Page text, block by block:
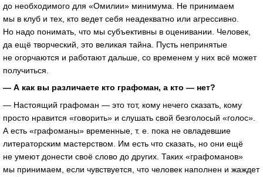
до необходимого для «Омилии» минимума. Не принимаем
мы в клуб и тех, кто ведет себя неадекватно или агрессивно.
Но надо понимать, что мы субъективны в оценивании. Человек,
да ещё творческий, это великая тайна. Пусть непринятые
не огорчаются и работают дальше, со временем у них всё может
получиться.
— А как вы различаете кто графоман, а кто — нет?
— Настоящий графоман — это тот, кому нечего сказать, кому
просто нравится «говорить» и слушать свой безголосый «голос».
А есть «графоманы» временные, т. е. пока не овладевшие
литераторским мастерством. Им есть что сказать, но они ещё
не умеют донести своё слово до других. Таких «графоманов»
мы принимаем, если чувствуется, что человек наполнен и жаждет